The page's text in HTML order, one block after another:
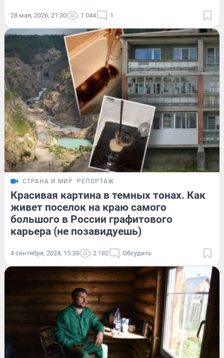
28 мая, 2026, 21:30 1 044 1
СТРАНА И МИР РЕПОРТАЖ
Красивая картина в темных тонах. Как
живет поселок на краю самого
большого в России графитового
карьера (не позавидуешь)
4 сентября, 2024, 15:30 2 182 Обсудить